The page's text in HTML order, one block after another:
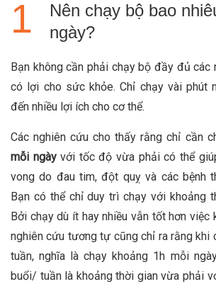
Nên chạy bộ bao
ngày?
Bạn không cần phải chạy bộ đầy đủ các
có lợi cho sức khỏe. Chỉ chạy vài phút
đến nhiều lợi ích cho cơ thể.
Các nghiên cứu cho thấy rằng chỉ cần
mỗi ngàyvới tốc độ vừa phải có thể
vong do đau tim, đột quỵ và các bệnh
Bạn có thể chỉ duy trì chạy với khoảng
Bởi chạy dù ít hay nhiều vẫn tốt hơn việc
nghiên cứu tương tự cũng chỉ ra rằng khi
tuần, nghĩa là chạy khoảng 1h mỗi
buổi/ tuần là khoảng thời gian vừa phải